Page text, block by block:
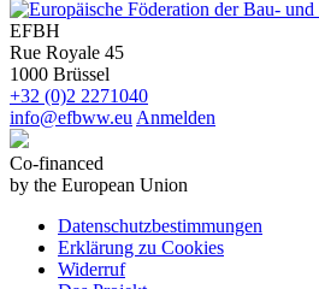
EFBH
Rue Royale 45
1000 Brüssel
+32 (0)2 2271040
info@efbww.eu Anmelden
Co-financed
by the European Union
Datenschutzbestimmungen
Erklärung zu Cookies
Widerruf